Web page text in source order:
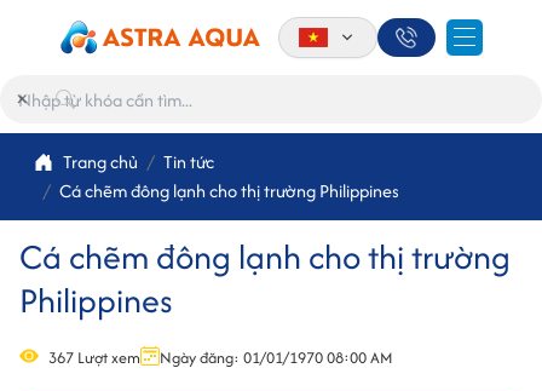
×
Trang chủ
Tin tức
Cá chẽm đông lạnh cho thị trường Philippines
Cá chẽm đông lạnh cho thị trường
Philippines
367 Lượt xem Ngày đăng: 01/01/1970 08:00 AM